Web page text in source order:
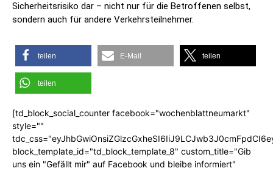
Sicherheitsrisiko dar – nicht nur für die Betroffenen selbst,
sondern auch für andere Verkehrsteilnehmer.
teilen E-Mail teilen
teilen
[td_block_social_counter facebook="wochenblattneumarkt"
style=""
block_template_id="td_block_template_8" custom_title="Gib
uns ein "Gefällt mir" auf Facebook und bleibe informiert"